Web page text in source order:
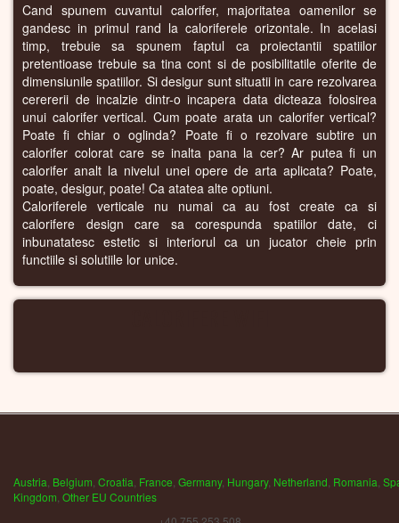
Cand spunem cuvantul calorifer, majoritatea oamenilor se
gandesc in primul rand la caloriferele orizontale. In acelasi
timp, trebuie sa spunem faptul ca proiectantii spatiilor
pretentioase trebuie sa tina cont si de posibilitatile oferite de
dimensiunile spatiilor. Si desigur sunt situatii in care rezolvarea
cerererii de incalzie dintr-o incapera data dicteaza folosirea
unui calorifer vertical. Cum poate arata un calorifer vertical?
Poate fi chiar o oglinda? Poate fi o rezolvare subtire un
calorifer colorat care se inalta pana la cer? Ar putea fi un
calorifer analt la nivelul unei opere de arta aplicata? Poate,
poate, desigur, poate! Ca atatea alte optiuni.
Caloriferele verticale nu numai ca au fost create ca si
calorifere design care sa corespunda spatiilor date, ci
inbunatatesc estetic si interiorul ca un jucator cheie prin
functiile si solutiile lor unice.
Austria Belgium Croatia France Germany, Hungary, Netherland Romania
Kingdom Other EU Countries